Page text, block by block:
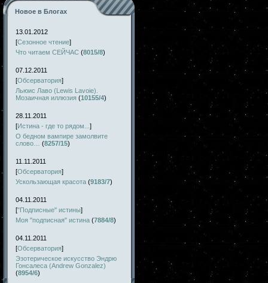
Новое в Блогах
13.01.2012
[Сезонное чтение]
Что читаем СЕЙЧАС (8015/8)
07.12.2011
[Обсерватория]
Льюис Лаво (Lewis Lavoie).
Мозаичная иллюзия (10155/4)
28.11.2011
[Истина - где то рядом... ]
О бедном вампире замолвите
слово…
(8257/15)
11.11.2011
[Обсерватория]
Ускользающая красота (9183/7)
04.11.2011
["Подписные" истины]
Моя "подписная" истина (7884/8)
04.11.2011
[Обсерватория]
Эзотерическое искусство Эндрю
Гонсалеса (Andrew Gonzalez)
(8954/6)